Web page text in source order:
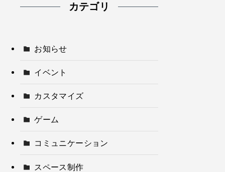
カテゴリ
お知らせ
イベント
カスタマイズ
ゲーム
コミュニケーション
スペース制作